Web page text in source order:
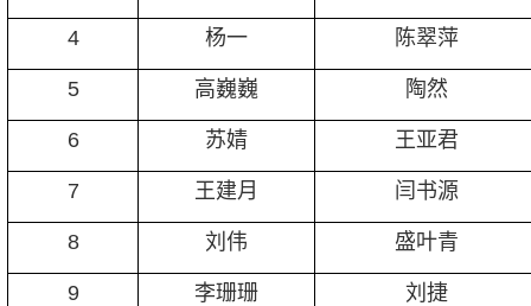
4 杨一 陈翠萍
5 高巍巍 陶然
6 苏婧 王亚君
7 王建月 闫书源
8 刘伟 盛叶青
9 李珊珊 刘捷